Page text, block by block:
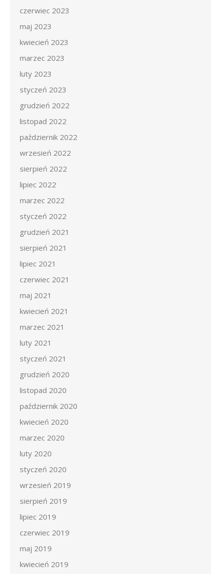
czerwiec 2023
maj 2023
kwiecień 2023
marzec 2023
luty 2023
styczeń 2023
grudzień 2022
listopad 2022
październik 2022
wrzesień 2022
sierpień 2022
lipiec 2022
marzec 2022
styczeń 2022
grudzień 2021
sierpień 2021
lipiec 2021
czerwiec 2021
maj 2021
kwiecień 2021
marzec 2021
luty 2021
styczeń 2021
grudzień 2020
listopad 2020
październik 2020
kwiecień 2020
marzec 2020
luty 2020
styczeń 2020
wrzesień 2019
sierpień 2019
lipiec 2019
czerwiec 2019
maj 2019
kwiecień 2019